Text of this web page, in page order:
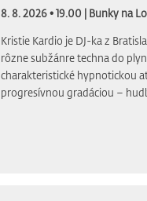
8. 8. 2026 • 19.00 | Bunky na
Kristie Kardio je DJ-ka z
rôzne subžánre techna do
charakteristické hypnotickou
progresívnou gradáciou –